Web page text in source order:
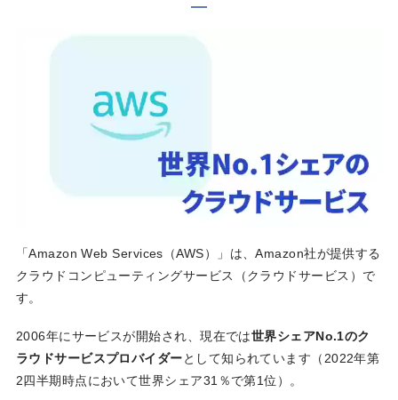
「Amazon Web Services（AWS）」は、Amazon社が提供する
クラウドコンピューティングサービス（クラウドサービス）で
す。
2006年にサービスが開始され、現在では世界シェアNo.1のク
ラウドサービスプロバイダーとして知られています（2022年第
2四半期時点において世界シェア31％で第1位）。